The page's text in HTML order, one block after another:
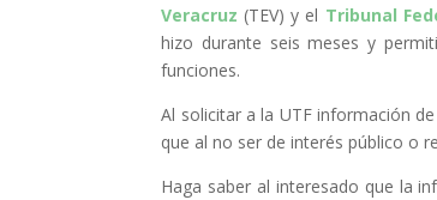
Veracruz (TEV) y el Tribunal
hizo durante seis meses y
funciones.
Al solicitar a la UTF información
que al no ser de interés público o
Haga saber al interesado que la